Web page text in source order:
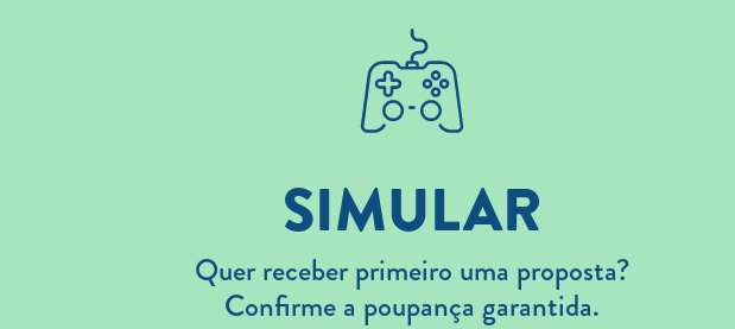
SIMULAR
Quer receber primeiro uma proposta?
Confirme a poupança garantida.